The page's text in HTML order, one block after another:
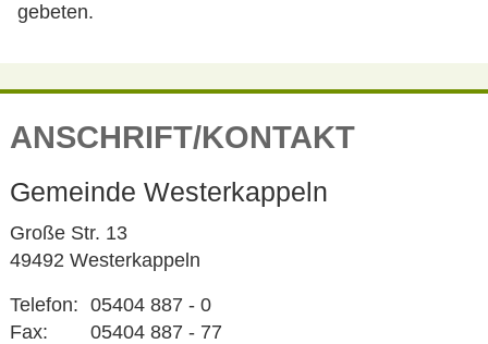
gebeten.
ANSCHRIFT/KONTAKT
Gemeinde Westerkappeln
Große Str. 13
49492 Westerkappeln
Telefon: 05404 887 - 0
Fax:
05404 887 - 77